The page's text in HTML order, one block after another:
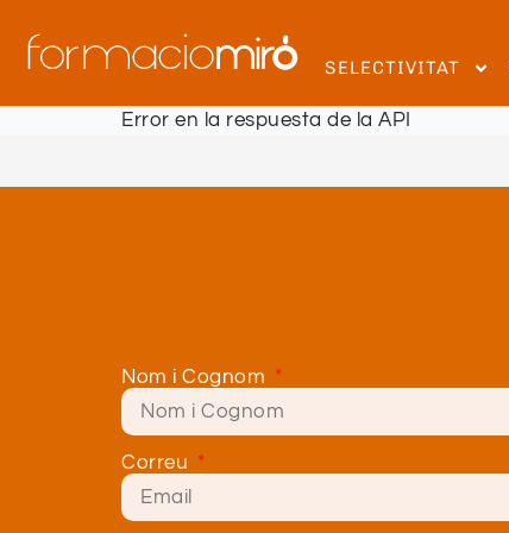
SELECTIVITAT
Error en la respuesta de la API
Nom i Cognom
Correu